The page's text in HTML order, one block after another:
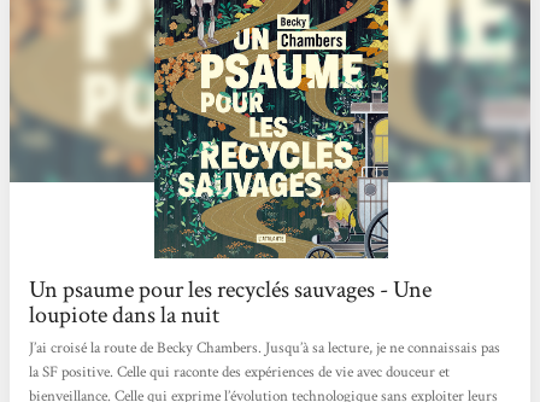
Un psaume pour les recyclés sauvages - Une
loupiote dans la nuit
J’ai croisé la route de Becky Chambers. Jusqu’à sa lecture, je ne connaissais pas
la SF positive. Celle qui raconte des expériences de vie avec douceur et
bienveillance. Celle qui exprime l’évolution technologique sans exploiter leurs